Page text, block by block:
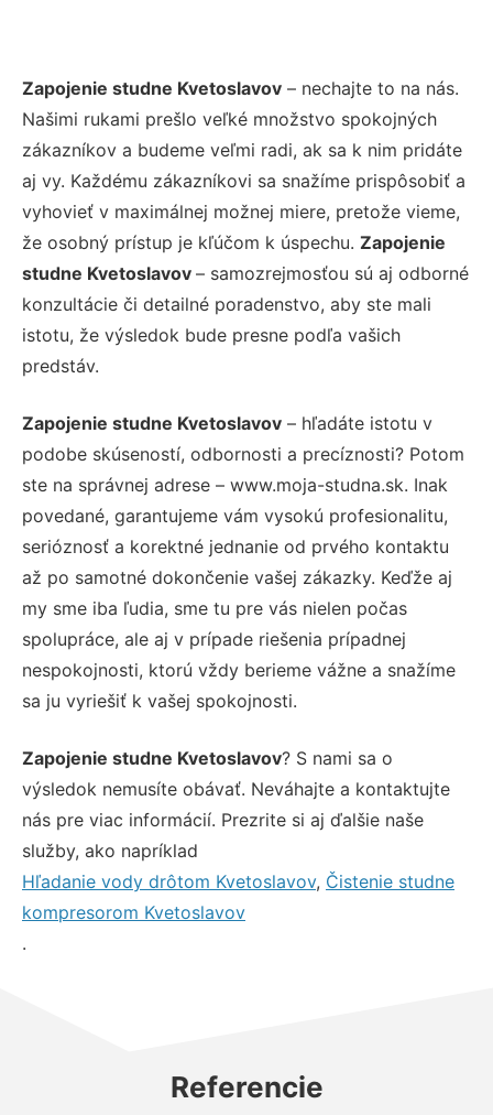
Zapojenie studne Kvetoslavov – nechajte to na nás.
Našimi rukami prešlo veľké množstvo spokojných
zákazníkov a budeme veľmi radi, ak sa k nim pridáte
aj vy. Každému zákazníkovi sa snažíme prispôsobiť a
vyhovieť v maximálnej možnej miere, pretože vieme,
že osobný prístup je kľúčom k úspechu. Zapojenie
studne Kvetoslavov – samozrejmosťou sú aj odborné
konzultácie či detailné poradenstvo, aby ste mali
istotu, že výsledok bude presne podľa vašich
predstáv.
Zapojenie studne Kvetoslavov – hľadáte istotu v
podobe skúseností, odbornosti a precíznosti? Potom
ste na správnej adrese – www.moja-studna.sk. Inak
povedané, garantujeme vám vysokú profesionalitu,
serióznosť a korektné jednanie od prvého kontaktu
až po samotné dokončenie vašej zákazky. Keďže aj
my sme iba ľudia, sme tu pre vás nielen počas
spolupráce, ale aj v prípade riešenia prípadnej
nespokojnosti, ktorú vždy berieme vážne a snažíme
sa ju vyriešiť k vašej spokojnosti.
Zapojenie studne Kvetoslavov? S nami sa o
výsledok nemusíte obávať. Neváhajte a kontaktujte
nás pre viac informácií. Prezrite si aj ďalšie naše
služby, ako napríklad
Hľadanie vody drôtom Kvetoslavov, Čistenie studne
kompresorom Kvetoslavov
.
Referencie